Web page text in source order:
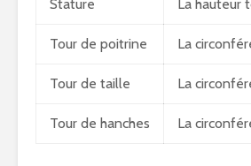
Stature La hauteur
Tour de poitrine La
Tour de taille La
Tour de hanches La